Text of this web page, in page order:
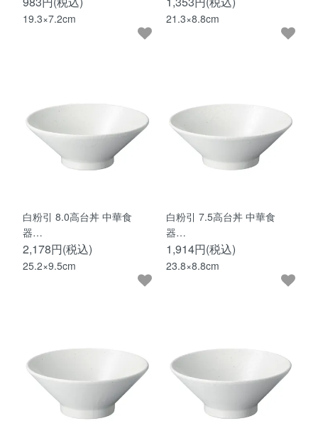
19.3×7.2cm 21.3×8.8cm
白粉引 8.0高台丼 中華食
器…
2,178円(税込)
25.2×9.5cm
白粉引 7.5高台丼 中華食
器…
1,914円(税込)
23.8×8.8cm